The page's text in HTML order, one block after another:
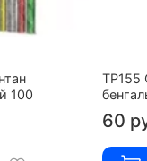
100
ТР155
60